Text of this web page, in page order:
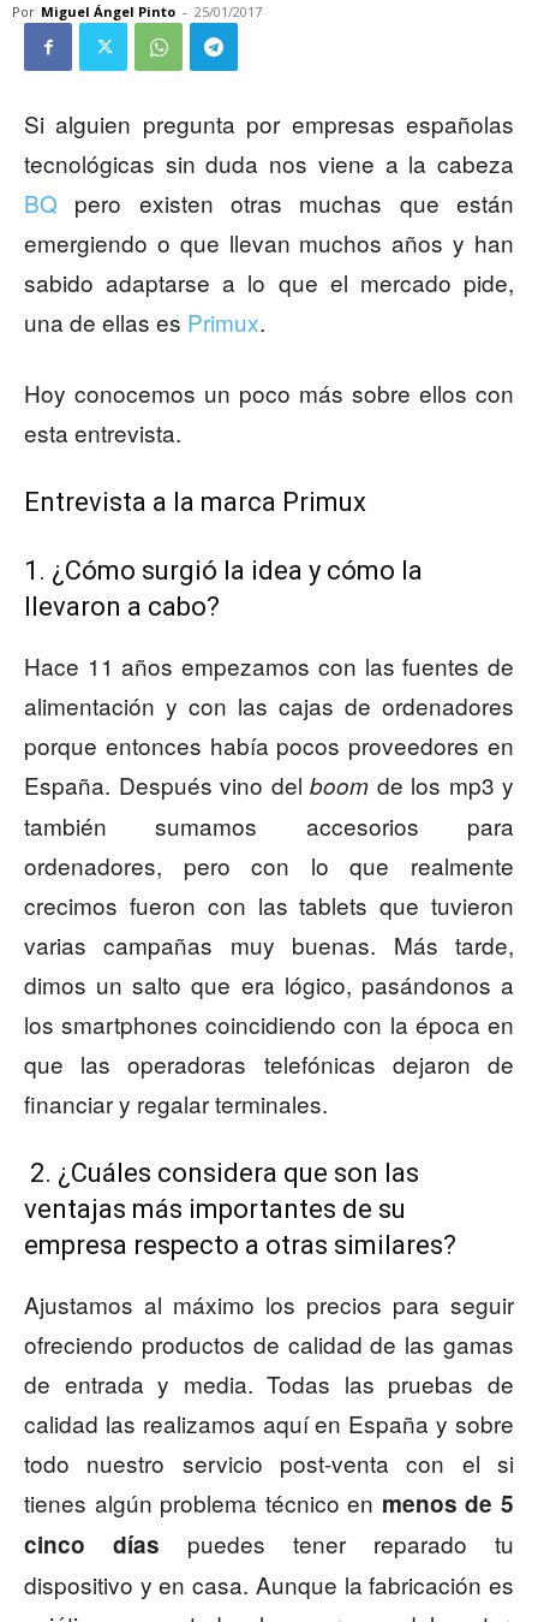
Por Miguel Ángel Pinto - 25/01/2017
Si alguien pregunta por empresas españolas
tecnológicas sin duda nos viene a la cabeza
BQ pero existen otras muchas que están
emergiendo o que llevan muchos años y han
sabido adaptarse a lo que el mercado pide,
una de ellas es Primux.
Hoy conocemos un poco más sobre ellos con
esta entrevista.
Entrevista a la marca Primux
1. ¿Cómo surgió la idea y cómo la
llevaron a cabo?
Hace 11 años empezamos con las fuentes de
alimentación y con las cajas de ordenadores
porque entonces había pocos proveedores en
España. Después vino del boom de los mp3 y
también sumamos accesorios para
ordenadores, pero con lo que realmente
crecimos fueron con las tablets que tuvieron
varias campañas muy buenas. Más tarde,
dimos un salto que era lógico, pasándonos a
los smartphones coincidiendo con la época en
que las operadoras telefónicas dejaron de
financiar y regalar terminales.
2. ¿Cuáles considera que son las
ventajas más importantes de su
empresa respecto a otras similares?
Ajustamos al máximo los precios para seguir
ofreciendo productos de calidad de las gamas
de entrada y media. Todas las pruebas de
calidad las realizamos aquí en España y sobre
todo nuestro servicio post-venta con el si
tienes algún problema técnico en menos de 5
cinco días puedes tener reparado tu
dispositivo y en casa. Aunque la fabricación es